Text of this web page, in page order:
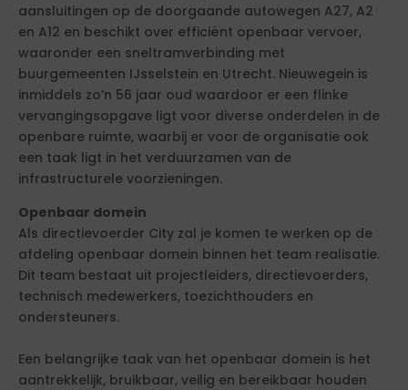
aansluitingen op de doorgaande autowegen A27, A2
en A12 en beschikt over efficiënt openbaar vervoer,
waaronder een sneltramverbinding met
buurgemeenten IJsselstein en Utrecht. Nieuwegein is
inmiddels zo’n 56 jaar oud waardoor er een flinke
vervangingsopgave ligt voor diverse onderdelen in de
openbare ruimte, waarbij er voor de organisatie ook
een taak ligt in het verduurzamen van de
infrastructurele voorzieningen.
Openbaar domein
Als directievoerder City zal je komen te werken op de
afdeling openbaar domein binnen het team realisatie.
Dit team bestaat uit projectleiders, directievoerders,
technisch medewerkers, toezichthouders en
ondersteuners.
Een belangrijke taak van het openbaar domein is het
aantrekkelijk, bruikbaar, veilig en bereikbaar houden